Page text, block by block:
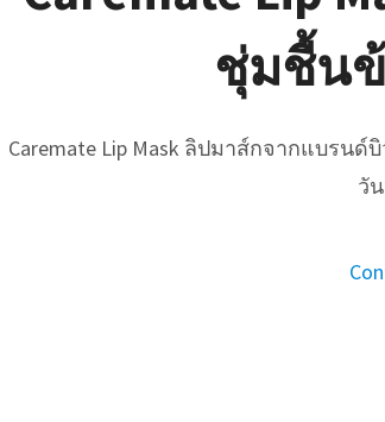
ชุ่มชื้น
Caremate Lip Mask ลิปมาส์กจากแบร
วั